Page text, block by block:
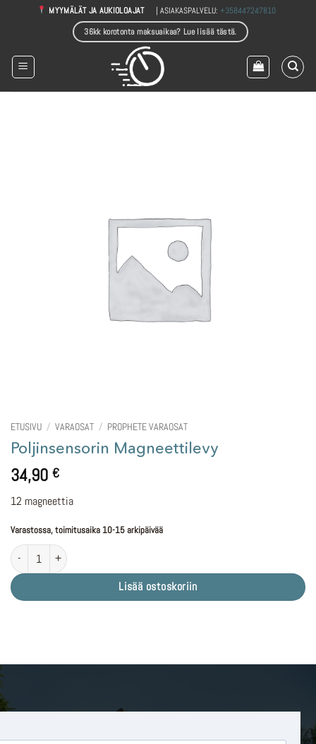
MYYMÄLÄT JA AUKIOLOAJAT | ASIAKASPALVELU:+358447247810
36kk korotonta maksuaikaa? Lue lisää tästä.
ETUSIVU / VARAOSAT / PROPHETE VARAOSAT
Poljinsensorin Magneettilevy
34,90 €
12 magneettia
Varastossa, toimitusaika 10-15 arkipäivää
Poljinsensorin Magneettilevy määrä
Lisää ostoskoriin